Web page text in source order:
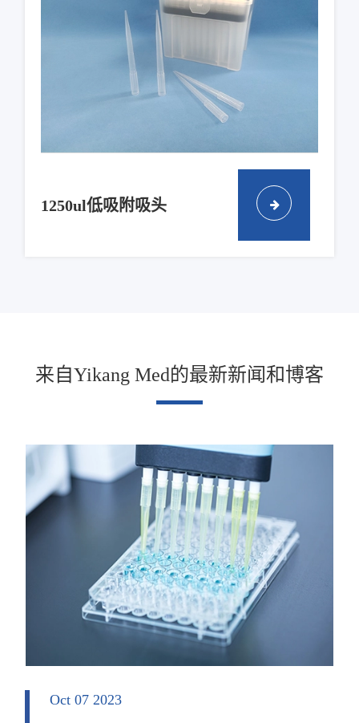
1250ul低吸附吸头
来自Yikang Med的最新新闻和博客
Oct 07 2023